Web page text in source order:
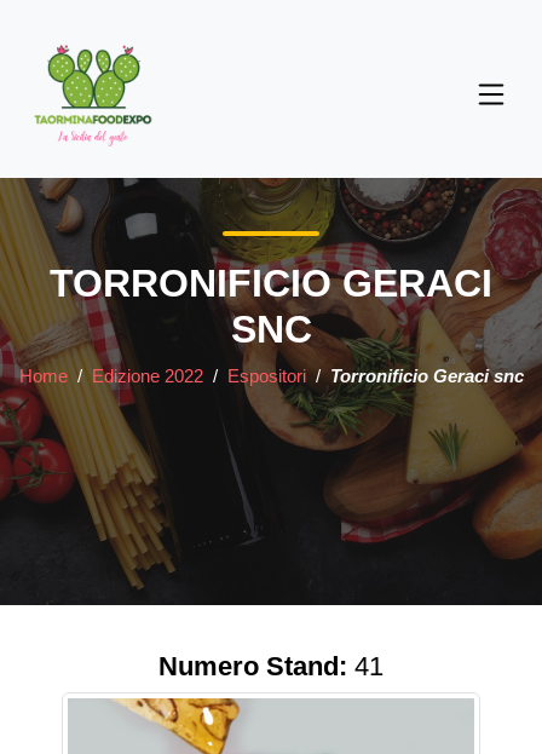
TORRONIFICIO GERACI
SNC
Home / Edizione 2022 / Espositori / Torronificio Geraci snc
Numero Stand: 41